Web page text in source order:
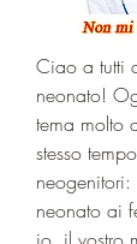
Ciao a tutti
neonato!
tema molto
stesso
neonato ai